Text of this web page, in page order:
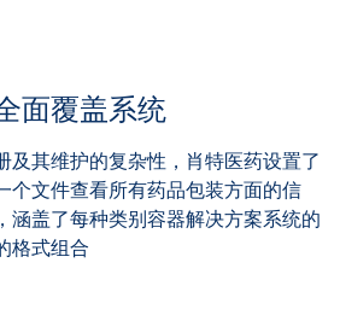
面覆盖系统
及其维护的复杂性，肖特医药设置了
个文件查看所有药品包装方面的信
涵盖了每种类别容器解决方案系统的
格式组合